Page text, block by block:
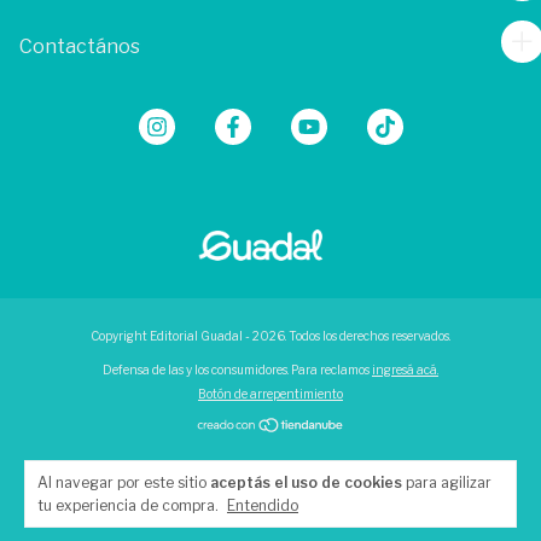
Al navegar por este sitio aceptás el uso de cookies para agilizar
tu experiencia de compra.
Entendido
Contactános
Copyright Editorial Guadal - 2026. Todos los derechos reservados.
Defensa de las y los consumidores. Para reclamos ingresá acá.
Botón de arrepentimiento